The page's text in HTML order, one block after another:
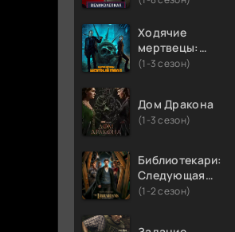
Ходячие
мертвецы:
Мертвый
(1-3 сезон)
Дом Дракона
(1-3 сезон)
Библиотекари:
Следующая
глава
(1-2 сезон)